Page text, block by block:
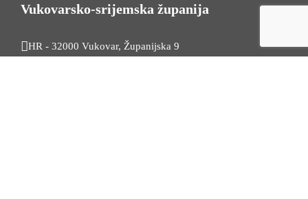
Vukovarsko-srijemska županija
HR - 32000 Vukovar, Županijska 9